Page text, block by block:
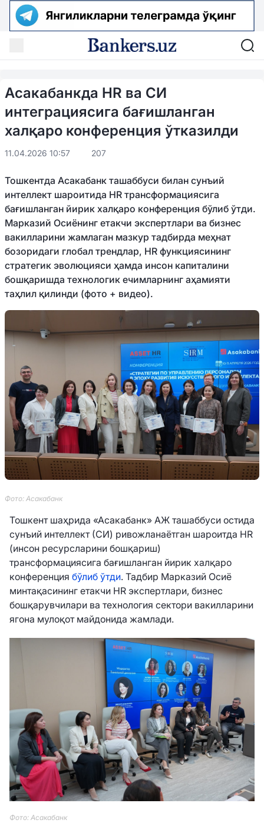
Асакабанкда HR ва СИ
интеграциясига бағишланган
халқаро конференция ўтказилди
11.04.2026 10:57 207
Тошкентда Асакабанк ташаббуси билан сунъий
интеллект шароитида HR трансформациясига
бағишланган йирик халқаро конференция бўлиб ўтди.
Марказий Осиёнинг етакчи экспертлари ва бизнес
вакилларини жамлаган мазкур тадбирда меҳнат
бозоридаги глобал трендлар, HR функциясининг
стратегик эволюцияси ҳамда инсон капиталини
бошқаришда технологик ечимларнинг аҳамияти
таҳлил қилинди (фото + видео).
Фото: Асакабанк
Тошкент шаҳрида «Асакабанк» АЖ ташаббуси остида
сунъий интеллект (СИ) ривожланаётган шароитда HR
(инсон ресурсларини бошқариш)
трансформациясига бағишланган йирик халқаро
конференция бўлиб ўтди. Тадбир Марказий Осиё
минтақасининг етакчи HR экспертлари, бизнес
бошқарувчилари ва технология сектори вакилларини
ягона мулоқот майдонида жамлади.
Фото: Асакабанк